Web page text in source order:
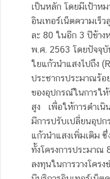
เป็นหลัก โดยมีเป้าห
อินเทอร์เน็ตความเร็
ละ 80 ในอีก 3 ปีข้าง
พ.ศ. 2563 โดยปัจจุบั
ใยแก้วนำแสงไปถึง
ประชากรประมาณร้
ของอุปกรณ์ในการให้
สูง เพื่อให้การดำเนิ
มีการปรับเปลี่ยนอุปก
แก้วนำแสงเพิ่มเติม ซึ่
ทั้งโครงการประมาณ
ลงทุนในการวางโคร